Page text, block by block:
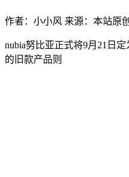
作者：小小风 来源：本站原创
nubia努比亚正式将9月21日
的旧款产品则